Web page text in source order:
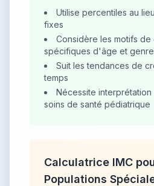
Utilise percentiles au
fixes
Considère les motifs de
spécifiques d'âge et genre
Suit les tendances de
temps
Nécessite
soins de santé pédiatrique
Calculatrice IMC
Populations